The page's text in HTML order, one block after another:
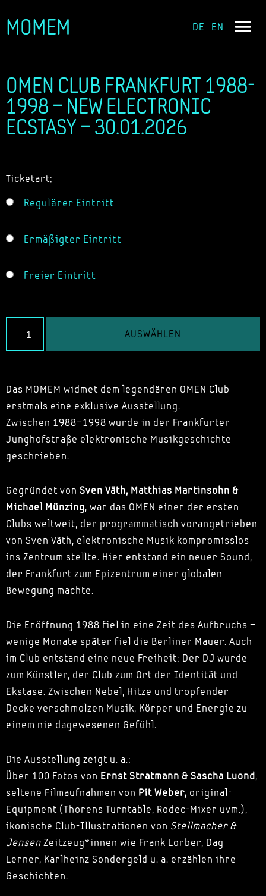
Zum
MOMEM DE EN
OMEN CLUB FRANKFURT 1988-
1998 – NEW ELECTRONIC
ECSTASY – 30.01.2026
Ticketart:
Regulärer Eintritt
Ermäßigter Eintritt
Freier Eintritt
AUSWÄHLEN
Das MOMEM widmet dem legendären OMEN Club
erstmals eine exklusive Ausstellung.
Zwischen 1988–1998 wurde in der Frankfurter
Junghofstraße elektronische Musikgeschichte
geschrieben.
Gegründet von Sven Väth, Matthias Martinsohn &
Michael Münzing, war das OMEN einer der ersten
Clubs weltweit, der programmatisch vorangetrieben
von Sven Väth, elektronische Musik kompromisslos
ins Zentrum stellte. Hier entstand ein neuer Sound,
der Frankfurt zum Epizentrum einer globalen
Bewegung machte.
Die Eröffnung 1988 fiel in eine Zeit des Aufbruchs –
wenige Monate später fiel die Berliner Mauer. Auch
im Club entstand eine neue Freiheit: Der DJ wurde
zum Künstler, der Club zum Ort der Identität und
Ekstase. Zwischen Nebel, Hitze und tropfender
Decke verschmolzen Musik, Körper und Energie zu
einem nie dagewesenen Gefühl.
Die Ausstellung zeigt u. a.:
Über 100 Fotos von Ernst Stratmann & Sascha Luond,
seltene Filmaufnahmen von Pit Weber, original-
Equipment (Thorens Turntable, Rodec-Mixer uvm.),
ikonische Club-Illustrationen von Stellmacher &
JensenZeitzeug*innen wie Frank Lorber, Dag
Lerner, Karlheinz Sondergeld u. a. erzählen ihre
Geschichten.